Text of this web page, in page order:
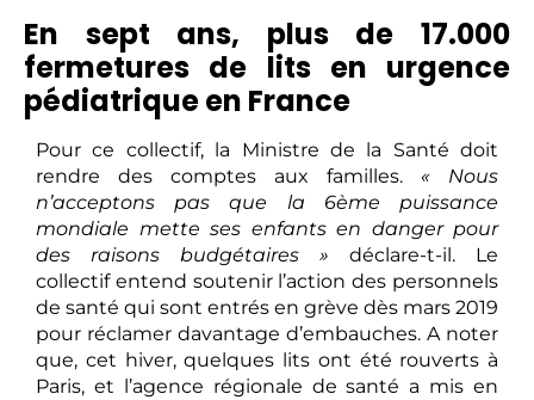
En sept ans, plus de 17.000
fermetures de lits en urgence
pédiatrique en France
Pour ce collectif, la Ministre de la Santé doit
rendre des comptes aux familles. « Nous
n’acceptons pas que la 6ème puissance
mondiale mette ses enfants en danger pour
des raisons budgétaires » déclare-t-il. Le
collectif entend soutenir l’action des personnels
de santé qui sont entrés en grève dès mars 2019
pour réclamer davantage d’embauches. A noter
que, cet hiver, quelques lits ont été rouverts à
Paris, et l’agence régionale de santé a mis en